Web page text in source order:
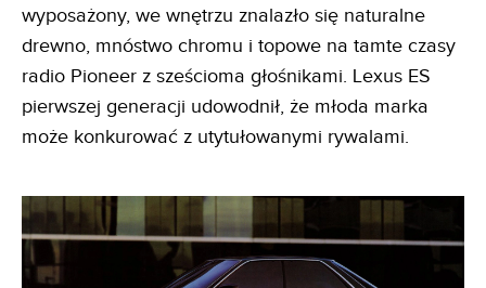
wyposażony, we wnętrzu znalazło się naturalne
drewno, mnóstwo chromu i topowe na tamte czasy
radio Pioneer z sześcioma głośnikami. Lexus ES
pierwszej generacji udowodnił, że młoda marka
może konkurować z utytułowanymi rywalami.